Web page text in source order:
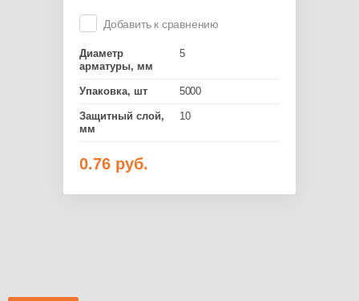
Добавить к сравнению
Диаметр
арматуры, мм
5
Упаковка, шт 5000
Защитный слой,
мм
10
0.76 руб.